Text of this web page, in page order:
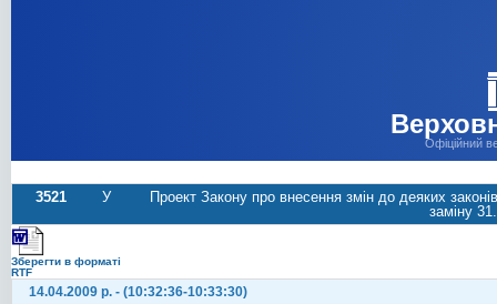
Офіційний
3521 У
Проект Закону про внесення змін до деяких
заміну
Зберегти в форматі
RTF
14.04.2009 р. - (10:32:36-10:33:30)